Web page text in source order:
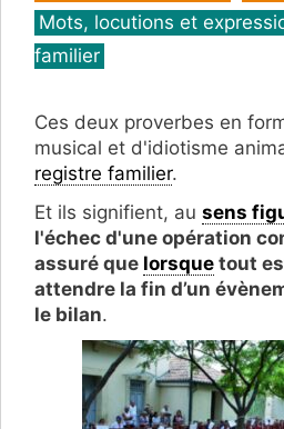
Mots, locutions et
familier
Ces deux proverbes en
musical et d'idiotisme
registre familier.
Et ils signifient, au sens
l'échec d'une opération
assuré que lorsque tout
attendre la fin d’un
le bilan.